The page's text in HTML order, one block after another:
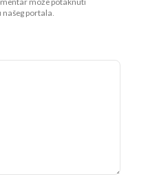
može potaknuti
portala.